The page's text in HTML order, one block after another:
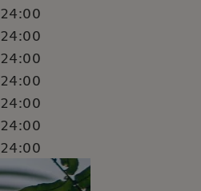
24:00
24:00
24:00
24:00
24:00
24:00
24:00